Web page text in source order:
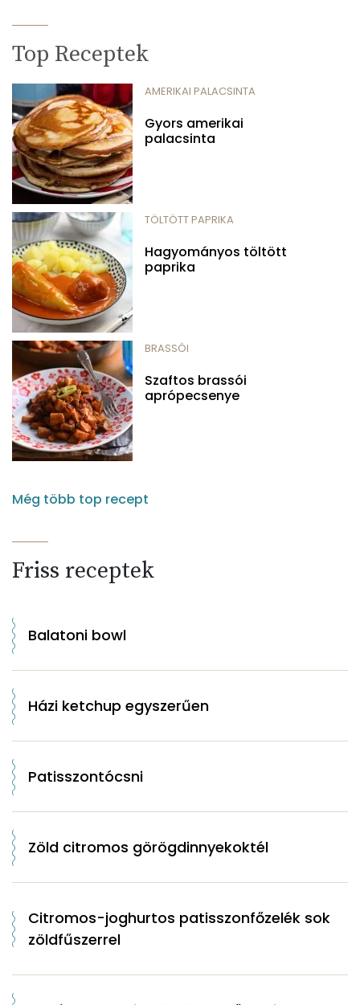
Top Receptek
AMERIKAI PALACSINTA
Gyors amerikai
palacsinta
TÖLTÖTT PAPRIKA
Hagyományos töltött
paprika
BRASSÓI
Szaftos brassói
aprópecsenye
Még több top recept
Friss receptek
Balatoni bowl
Házi ketchup egyszerűen
Patisszontócsni
Zöld citromos görögdinnyekoktél
Citromos-joghurtos patisszonfőzelék sok
zöldfűszerrel